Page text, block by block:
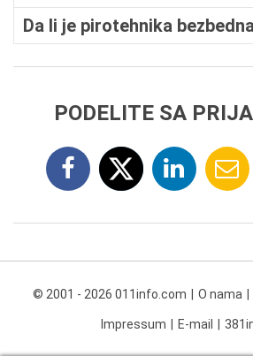
Da li je pirotehnika
PODELITE SA
© 2001 - 2026 011info.com O nama
Impressum E-mail